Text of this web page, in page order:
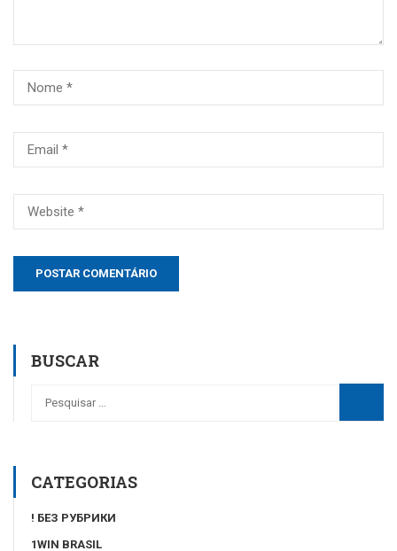
BUSCAR
CATEGORIAS
! БЕЗ РУБРИКИ
1WIN BRASIL